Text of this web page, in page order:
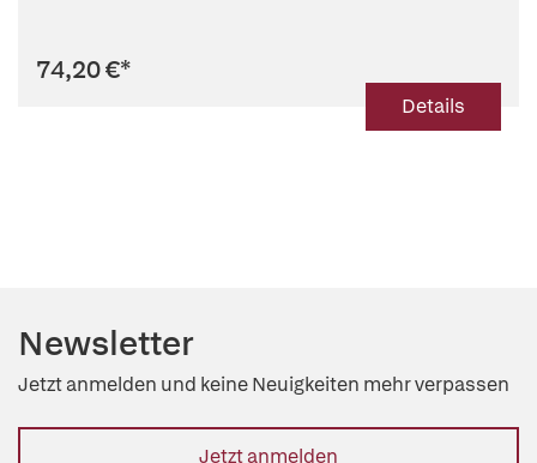
74,20 €*
Details
Newsletter
Jetzt anmelden und keine Neuigkeiten mehr verpassen
Jetzt anmelden